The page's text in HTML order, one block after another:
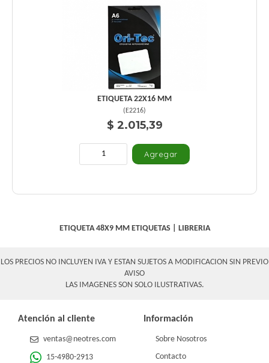
ETIQUETA 22X16 MM
( E2216)
$ 2.015,39
ETIQUETA 48X9 MM ETIQUETAS LIBRERIA
LOS PRECIOS NO INCLUYEN IVA Y ESTAN SUJETOS A MODIFICACION SIN PREVIO
AVISO
LAS IMAGENES SON SOLO ILUSTRATIVAS.
Atención al cliente
ventas@neotres.com
15-4980-2913
Información
Sobre Nosotros
Contacto